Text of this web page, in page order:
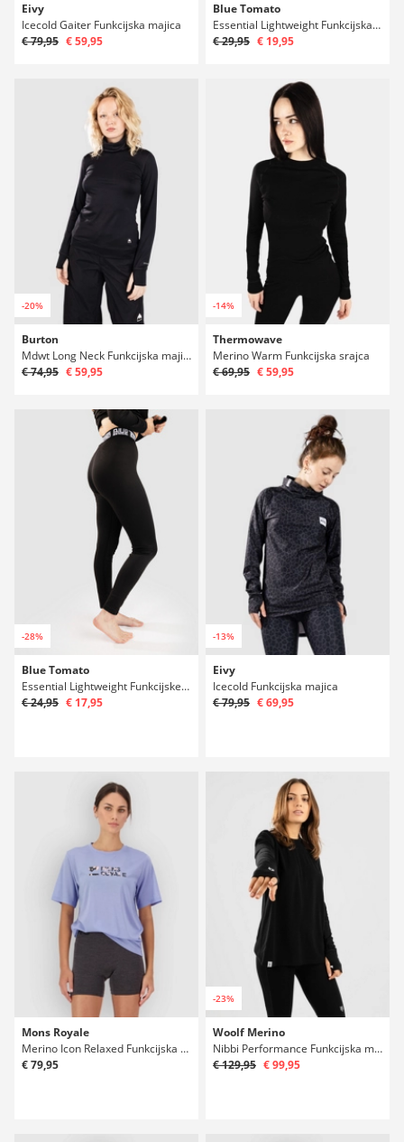
Eivy
Icecold Gaiter Funkcijska majica
€ 79,95 € 59,95
Blue Tomato
Essential Lightweight Funkcijska majica
€ 29,95 € 19,95
-20%
Burton
Mdwt Long Neck Funkcijska majica
€ 74,95 € 59,95
-14%
Thermowave
Merino Warm Funkcijska srajca
€ 69,95 € 59,95
-28%
Blue Tomato
Essential Lightweight Funkcijske hlače
€ 24,95 € 17,95
-13%
Eivy
Icecold Funkcijska majica
€ 79,95 € 69,95
Mons Royale
Merino Icon Relaxed Funkcijska majica
€ 79,95
-23%
Woolf Merino
Nibbi Performance Funkcijska majica
€ 129,95 € 99,95